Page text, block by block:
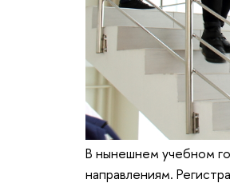
В нынешнем учебном
направлениям.